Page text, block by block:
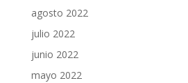
agosto 2022
julio 2022
junio 2022
mayo 2022